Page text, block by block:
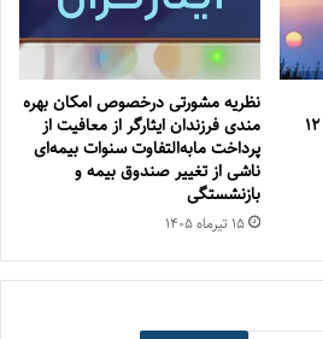
امتیازات شهدا و جانبازان جنگ 12
نظریه مشورتی درخصوص امکان بهره
مندی فرزندان ایثارگر از معافیت از
پرداخت مابه‌التفاوت سنوات بیمه‌ای
ناشی از تغییر صندوق بیمه‌ و
بازنشستگی
۱۵ تیر‌ماه ۱۴۰۵